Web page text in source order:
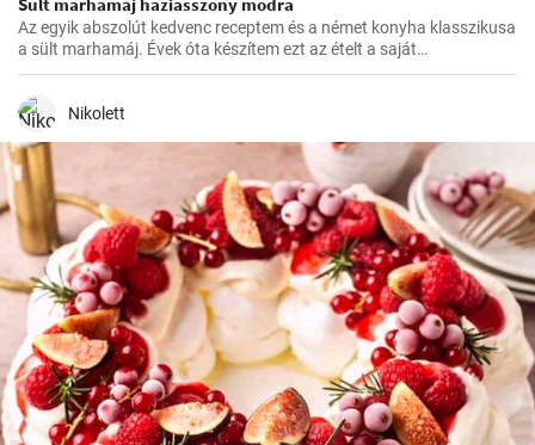
Az egyik abszolút kedvenc receptem és a német konyha klasszikusa
a sült marhamáj. Évek óta készítem ezt az ételt a saját
konyhámban, és az idők során apró módosításokkal
Nikolett